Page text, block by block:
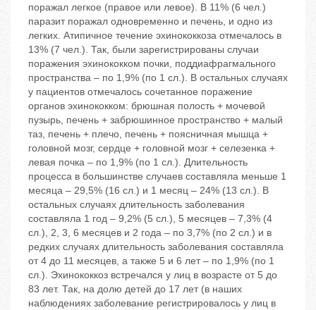
поражал легкое (правое или левое). В 11% (6 чел.)
паразит поражал одновременно и печень, и одно из
легких. Атипичное течение эхинококкоза отмечалось в
13% (7 чел.). Так, были зарегистрированы случаи
поражения эхинококком почки, поддиафрагмального
пространства – по 1,9% (по 1 сл.). В остальных случаях
у пациентов отмечалось сочетанное поражение
органов эхинококком: брюшная полость + мочевой
пузырь, печень + забрюшинное пространство + малый
таз, печень + плечо, печень + поясничная мышца +
головной мозг, сердце + головной мозг + селезенка +
левая почка – по 1,9% (по 1 сл.). Длительность
процесса в большинстве случаев составляла меньше 1
месяца – 29,5% (16 сл.) и 1 месяц – 24% (13 сл.). В
остальных случаях длительность заболевания
составляла 1 год – 9,2% (5 сл.), 5 месяцев – 7,3% (4
сл.), 2, 3, 6 месяцев и 2 года – по 3,7% (по 2 сл.) и в
редких случаях длительность заболевания составляла
от 4 до 11 месяцев, а также 5 и 6 лет – по 1,9% (по 1
сл.). Эхинококкоз встречался у лиц в возрасте от 5 до
83 лет. Так, на долю детей до 17 лет (в наших
наблюдениях заболевание регистрировалось у лиц в